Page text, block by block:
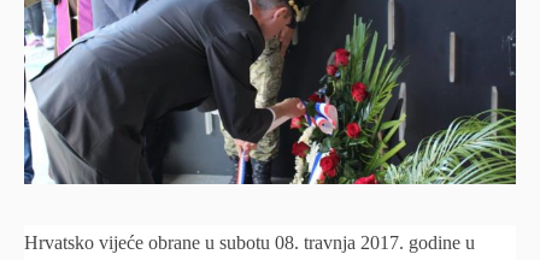
Hrvatsko vijeće obrane u subotu 08. travnja 2017. godine u